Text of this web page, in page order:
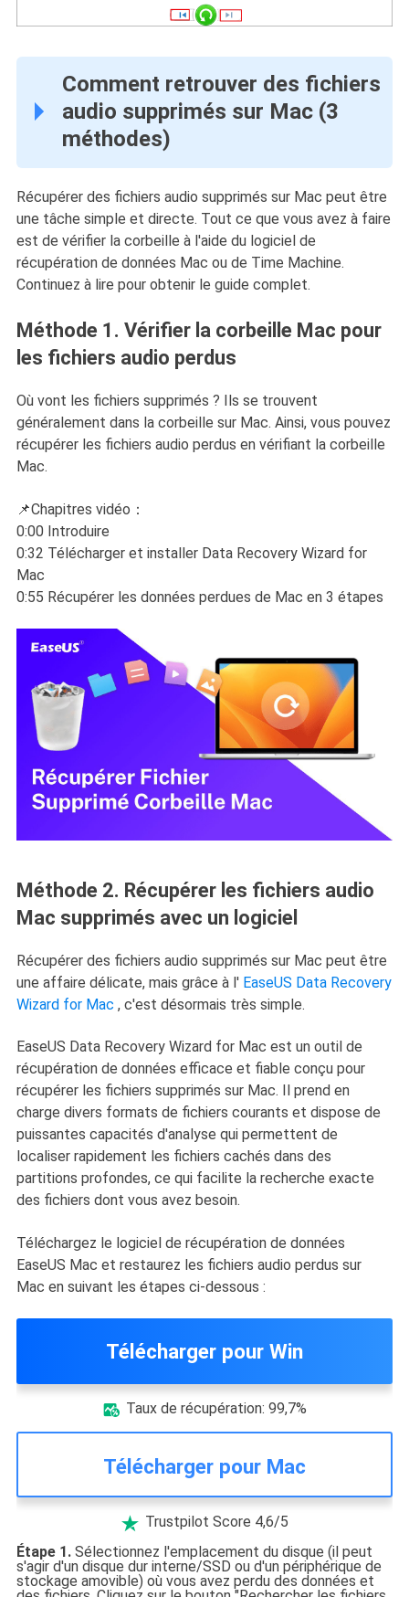
Comment retrouver des fichiers
audio supprimés sur Mac (3
méthodes)
Récupérer des fichiers audio supprimés sur Mac peut être
une tâche simple et directe. Tout ce que vous avez à faire
est de vérifier la corbeille à l'aide du logiciel de
récupération de données Mac ou de Time Machine.
Continuez à lire pour obtenir le guide complet.
Méthode 1. Vérifier la corbeille Mac pour
les fichiers audio perdus
Où vont les fichiers supprimés ? Ils se trouvent
généralement dans la corbeille sur Mac. Ainsi, vous pouvez
récupérer les fichiers audio perdus en vérifiant la corbeille
Mac.
📌Chapitres vidéo：
0:00 Introduire
0:32 Télécharger et installer Data Recovery Wizard for
Mac
0:55 Récupérer les données perdues de Mac en 3 étapes
Méthode 2. Récupérer les fichiers audio
Mac supprimés avec un logiciel
Récupérer des fichiers audio supprimés sur Mac peut être
une affaire délicate, mais grâce à l' EaseUS Data Recovery
Wizard for Mac , c'est désormais très simple.
EaseUS Data Recovery Wizard for Mac est un outil de
récupération de données efficace et fiable conçu pour
récupérer les fichiers supprimés sur Mac. Il prend en
charge divers formats de fichiers courants et dispose de
puissantes capacités d'analyse qui permettent de
localiser rapidement les fichiers cachés dans des
partitions profondes, ce qui facilite la recherche exacte
des fichiers dont vous avez besoin.
Téléchargez le logiciel de récupération de données
EaseUS Mac et restaurez les fichiers audio perdus sur
Mac en suivant les étapes ci-dessous :
Télécharger pour Win
 Taux de récupération: 99,7%
Télécharger pour Mac
 Trustpilot Score 4,6/5
Étape 1. Sélectionnez l'emplacement du disque (il peut
s'agir d'un disque dur interne/SSD ou d'un périphérique de
stockage amovible) où vous avez perdu des données et